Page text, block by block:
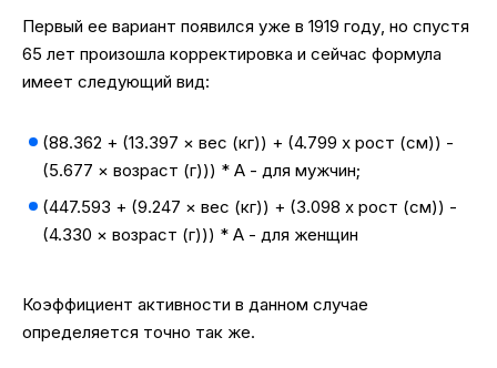
Первый ее вариант появился уже в 1919 году, но спустя
65 лет произошла корректировка и сейчас формула
имеет следующий вид:
(88.362 + (13.397 × вес (кг)) + (4.799 x рост (см)) -
(5.677 × возраст (г))) * А - для мужчин;
(447.593 + (9.247 × вес (кг)) + (3.098 x рост (см)) -
(4.330 × возраст (г))) * А - для женщин
Коэффициент активности в данном случае
определяется точно так же.